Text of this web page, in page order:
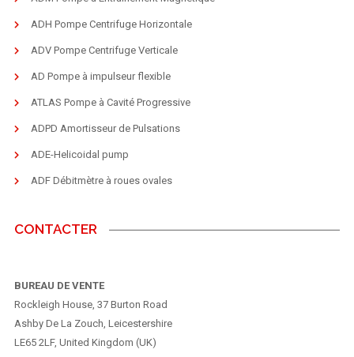
ADH Pompe Centrifuge Horizontale
ADV Pompe Centrifuge Verticale
AD Pompe à impulseur flexible
ATLAS Pompe à Cavité Progressive
ADPD Amortisseur de Pulsations
ADE-Helicoidal pump
ADF Débitmètre à roues ovales
CONTACTER
BUREAU DE VENTE
Rockleigh House, 37 Burton Road
Ashby De La Zouch, Leicestershire
LE65 2LF, United Kingdom (UK)